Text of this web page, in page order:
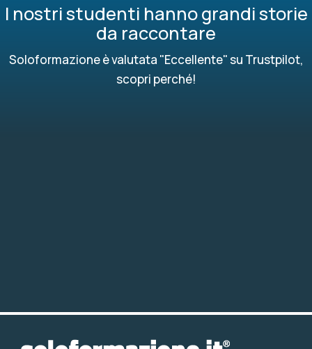
I nostri studenti hanno grandi storie
da raccontare
Soloformazione è valutata "Eccellente" su Trustpilot,
scopri perché!